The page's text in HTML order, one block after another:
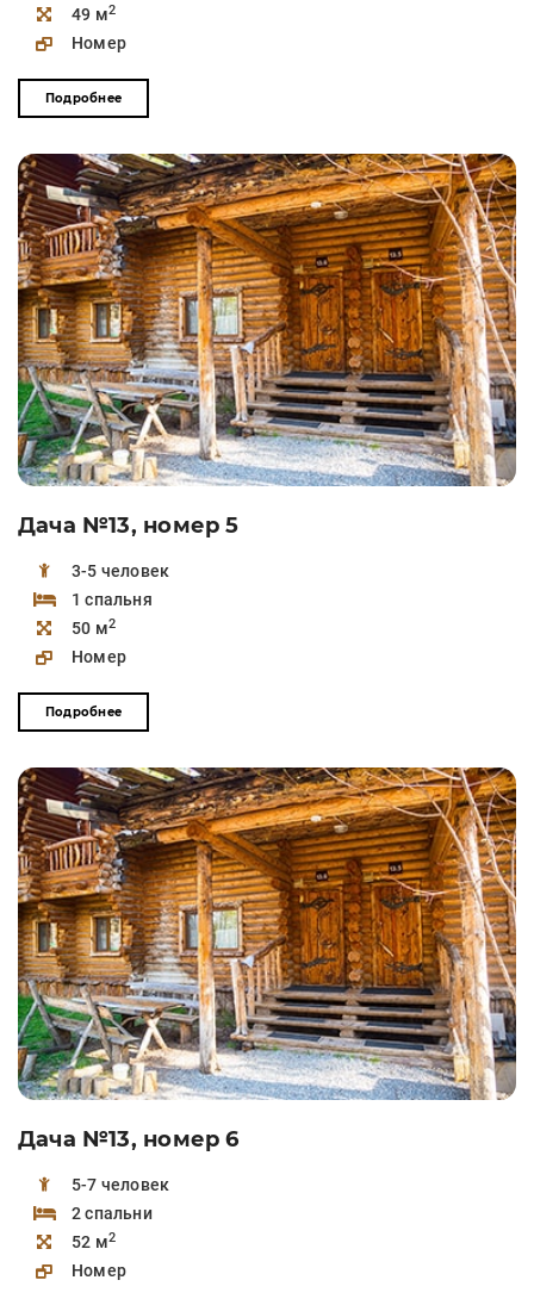
49 м2
Номер
Подробнее
Дача №13, номер 5
3-5 человек
1 спальня
50 м2
Номер
Подробнее
Дача №13, номер 6
5-7 человек
2 спальни
52 м2
Номер